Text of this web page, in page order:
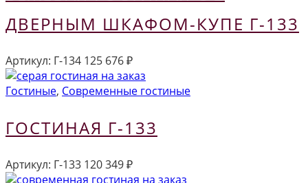
ДВЕРНЫМ ШКАФОМ-КУПЕ Г-133
Артикул: Г-134 125 676₽
Гостиные, Современные гостиные
ГОСТИНАЯ Г-133
Артикул: Г-133 120 349₽